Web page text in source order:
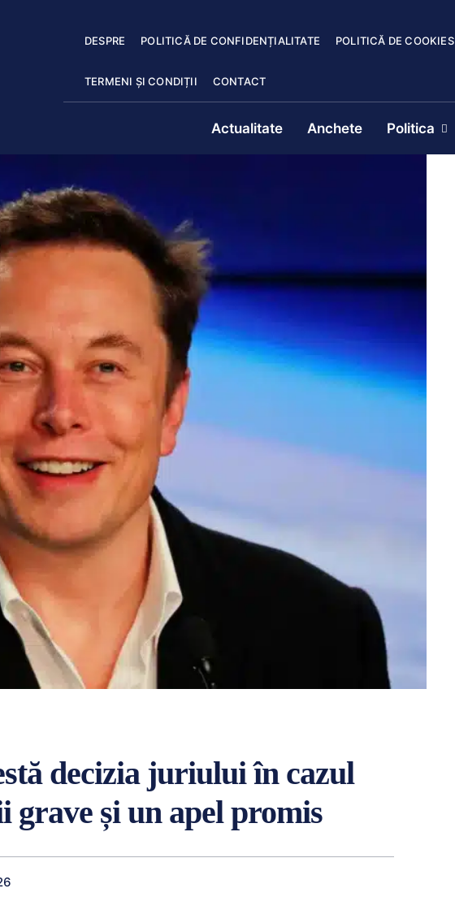
DESPRE POLITICĂ DE CONFIDENȚIALITATE POLITICĂ DE COOKIES
TERMENI ȘI CONDIȚII CONTACT
Actualitate Anchete Politica
decizia juriului în cazul
grave și un apel promis